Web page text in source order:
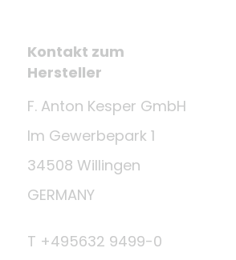
Kontakt zum
Hersteller
F. Anton Kesper GmbH
Im Gewerbepark 1
34508 Willingen
GERMANY
T +495632 9499-0